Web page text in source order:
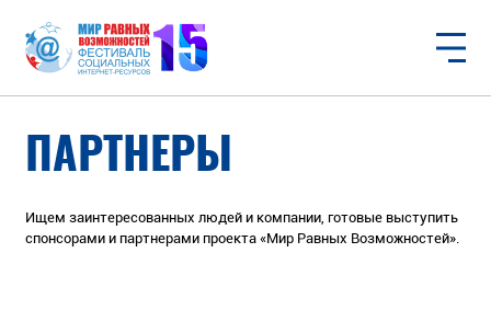
ПАРТНЕРЫ
Ищем заинтересованных людей и компании, готовые выступить
спонсорами и партнерами проекта «Мир Равных Возможностей».